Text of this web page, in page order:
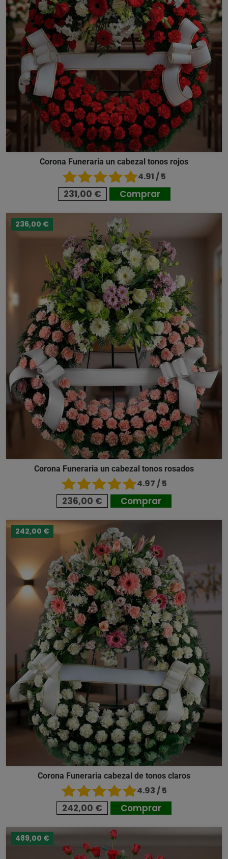
Corona Funeraria un cabezal tonos rojos
4.91 / 5
231,00 € Comprar
236,00 €
Corona Funeraria un cabezal tonos rosados
4.97 / 5
236,00 € Comprar
242,00 €
Corona Funeraria cabezal de tonos claros
4.93 / 5
242,00 € Comprar
489,00 €